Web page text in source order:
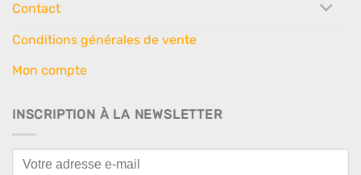
Contact
Conditions générales de vente
Mon compte
INSCRIPTION À LA NEWSLETTER